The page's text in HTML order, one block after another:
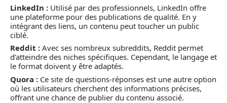
LinkedIn : Utilisé par des professionnels, LinkedIn offre
une plateforme pour des publications de qualité. En y
intégrant des liens, un contenu peut toucher un public
ciblé.
Reddit : Avec ses nombreux subreddits, Reddit permet
d’atteindre des niches spécifiques. Cependant, le langage et
le format doivent y être adaptés.
Quora : Ce site de questions-réponses est une autre option
où les utilisateurs cherchent des informations précises,
offrant une chance de publier du contenu associé.